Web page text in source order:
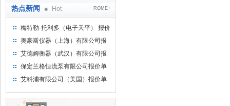
热点新闻 Hot ROME+
梅特勒-托利多（电子天平） 报价
单
奥豪斯仪器（上海）有限公司报
价单
艾德姆衡器（武汉）有限公司报
价单
保定兰格恒流泵有限公司报价单
艾科浦有限公司（美国）报价单